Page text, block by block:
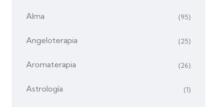
Alma (95)
Angeloterapia (25)
Aromaterapia (26)
Astrología (1)